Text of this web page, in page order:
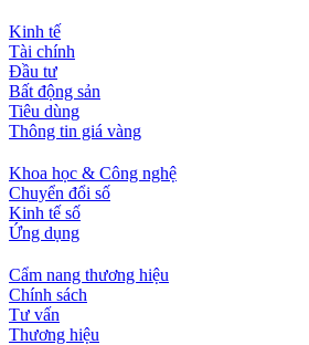
Kinh tế
Tài chính
Đầu tư
Bất động sản
Tiêu dùng
Thông tin giá vàng
Khoa học & Công nghệ
Chuyển đổi số
Kinh tế số
Ứng dụng
Cẩm nang thương hiệu
Chính sách
Tư vấn
Thương hiệu